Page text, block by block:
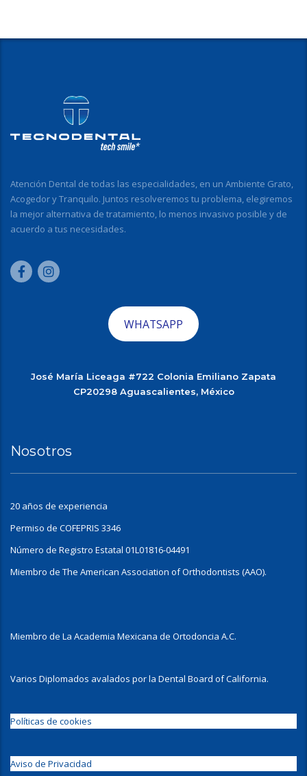
Atención Dental de todas las especialidades, en un Ambiente Grato,
Acogedor y Tranquilo. Juntos resolveremos tu problema, elegiremos
la mejor alternativa de tratamiento, lo menos invasivo posible y de
acuerdo a tus necesidades.
WHATSAPP
José María Liceaga #722 Colonia Emiliano Zapata
CP20298 Aguascalientes, México
Nosotros
20 años de experiencia
Permiso de COFEPRIS 3346
Número de Registro Estatal 01L01816-04491
Miembro de The American Association of Orthodontists (AAO).
Miembro de La Academia Mexicana de Ortodoncia A.C.
Varios Diplomados avalados por la Dental Board of California.
Políticas de cookies
Aviso de Privacidad